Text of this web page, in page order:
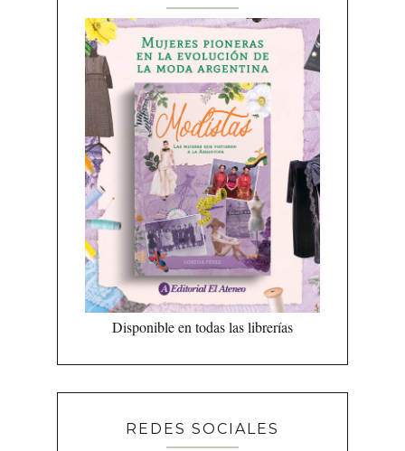
Disponible en todas las librerías
REDES SOCIALES